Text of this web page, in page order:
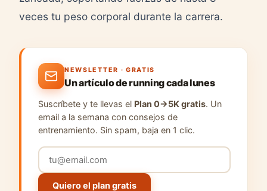
veces tu peso corporal durante la carrera.
NEWSLETTER · GRATIS
Un artículo de running cada lunes
Suscríbete y te llevas el Plan 0→5K gratis. Un
email a la semana con consejos de
entrenamiento. Sin spam, baja en 1 clic.
Quiero el plan gratis